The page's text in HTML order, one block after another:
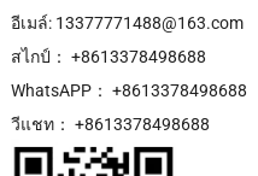
อีเมล์: 13377771488@163.com
สไกป์： +8613378498688
WhatsAPP： +8613378498688
วีแชท： +8613378498688